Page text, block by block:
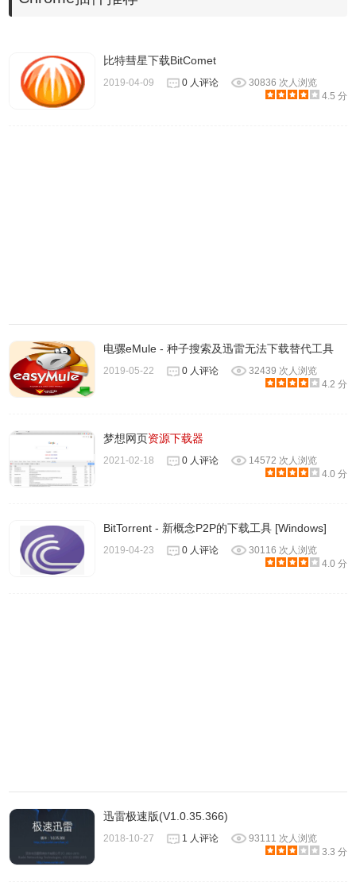
项”对话框，选择“任务设置”，将默认的下载目录
第二步：再勾选“下载前先分配空间”复选框，避免出现BT文
件未完全下载但磁盘空间已满的情况。
制作BT 种子，打开BitComet(比特彗星)软件后，直接快捷键
CTRL+M键，打开制作窗口，在弹出的窗口中选择源文件地
个文件夹。添加上以后，选择种子储存目录，然后点击“制
作”，即可开始制作种子。
全局下载速率：默认为无限制，小的话为1KB。
全局上传速率：默认为无限制，小的话为3KB。
图形用户界面改进：在图形窗格中显示内存信息
比特彗星下载BitComet
2019-04-09 0 人评论
30836 次人浏览
4.5 分
电骡eMule - 种子搜索及迅雷无法下载替代工具
2019-05-22 0 人评论
32439 次人浏览
4.2 分
梦想网页资源下载器
2021-02-18 0 人评论
14572 次人浏览
4.0 分
BitTorrent - 新概念P2P的下载工具 [Windows]
2019-04-23 0 人评论
30116 次人浏览
4.0 分
迅雷极速版(V1.0.35.366)
2018-10-27 1 人评论
93111 次人浏览
3.3 分